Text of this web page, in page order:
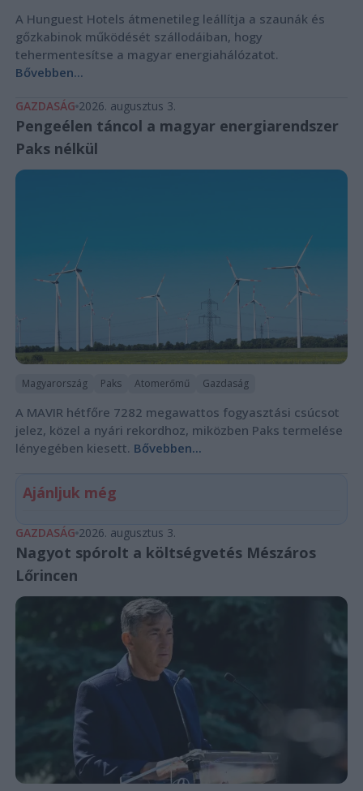
A Hunguest Hotels átmenetileg leállítja a szaunák és
gőzkabinok működését szállodáiban, hogy
tehermentesítse a magyar energiahálózatot.
Bővebben...
GAZDASÁG 2026. augusztus 3.
Pengeélen táncol a magyar energiarendszer
Paks nélkül
Magyarország Paks Atomerőmű Gazdaság
A MAVIR hétfőre 7282 megawattos fogyasztási csúcsot
jelez, közel a nyári rekordhoz, miközben Paks termelése
lényegében kiesett. Bővebben...
Ajánljuk még
GAZDASÁG 2026. augusztus 3.
Nagyot spórolt a költségvetés Mészáros
Lőrincen